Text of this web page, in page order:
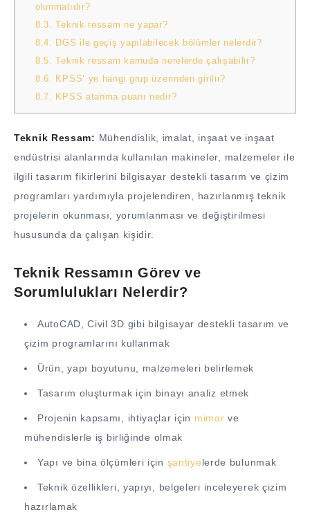
olunmalıdır?
8.3.
Teknik ressam ne yapar?
8.4.
DGS ile geçiş yapılabilecek bölümler nelerdir?
8.5.
Teknik ressam kamuda nerelerde çalışabilir?
8.6.
KPSS’ ye hangi grup üzerinden girilir?
8.7.
KPSS atanma puanı nedir?
Teknik Ressam: Mühendislik, imalat, inşaat ve inşaat
endüstrisi alanlarında kullanılan makineler, malzemeler ile
ilgili tasarım fikirlerini bilgisayar destekli tasarım ve çizim
programları yardımıyla projelendiren, hazırlanmış teknik
projelerin okunması, yorumlanması ve değiştirilmesi
hususunda da çalışan kişidir.
Teknik Ressamın Görev ve
Sorumlulukları Nelerdir?
AutoCAD, Civil 3D gibi bilgisayar destekli tasarım ve
çizim programlarını kullanmak
Ürün, yapı boyutunu, malzemeleri belirlemek
Tasarım oluşturmak için binayı analiz etmek
Projenin kapsamı, ihtiyaçlar için mimar ve
mühendislerle iş birliğinde olmak
Yapı ve bina ölçümleri için şantiyelerde bulunmak
Teknik özellikleri, yapıyı, belgeleri inceleyerek çizim
hazırlamak